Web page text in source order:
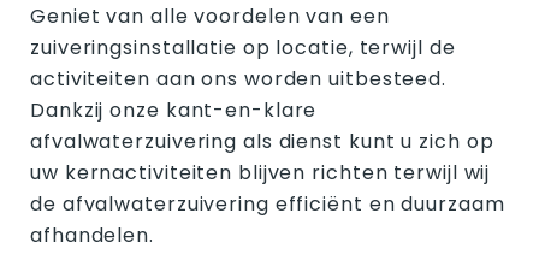
Geniet van alle voordelen van een
zuiveringsinstallatie op locatie, terwijl de
activiteiten aan ons worden uitbesteed.
Dankzij onze kant-en-klare
afvalwaterzuivering als dienst kunt u zich op
uw kernactiviteiten blijven richten terwijl wij
de afvalwaterzuivering efficiënt en duurzaam
afhandelen.